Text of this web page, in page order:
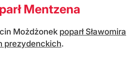
Mentzena
Możdżonek poparł Sławomira
prezydenckich.